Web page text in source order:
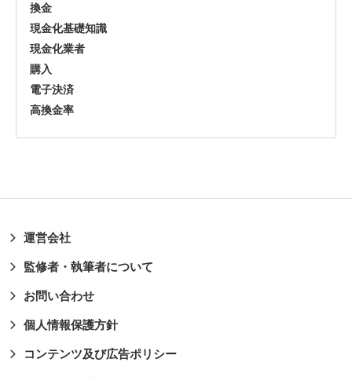
換金
現金化基礎知識
現金化業者
購入
電子決済
高換金率
運営会社
監修者・執筆者について
お問い合わせ
個人情報保護方針
コンテンツ及び広告ポリシー